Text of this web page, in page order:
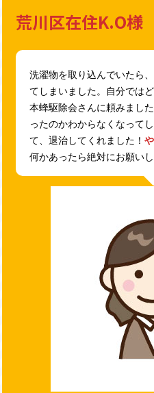
荒川区在住K.O様
洗濯物を取り込んでいたら
てしまいました。自分では
本蜂駆除会さんに頼みまし
ったのかわからなくなって
て、退治してくれました！
何かあったら絶対にお願い